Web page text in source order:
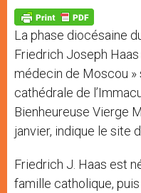
p
p
g
e
r
o
k
La phase diocésaine
Friedrich Joseph
médecin de Moscou »
cathédrale de
Bienheureuse Vierge
janvier, indique le site
Friedrich J. Haas est
famille catholique,